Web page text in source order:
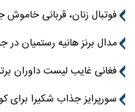
فوتبال زنان، قربانی
مدال برنز هانیه رستمیان
فغانی غایب لیست داوران برتر
سورپرایز جذاب شکیرا برای